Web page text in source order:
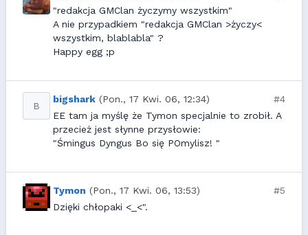
"redakcja GMClan życzymy wszystkim"
A nie przypadkiem "redakcja GMClan >życzy<
wszystkim, blablabla" ?
Happy egg ;p
B
bigshark (Pon., 17 Kwi. 06, 12:34)
#4
EE tam ja myślę że Tymon specjalnie to zrobił. A
przecież jest słynne przysłowie:
"Śmingus Dyngus Bo się POmylisz! "
Tymon (Pon., 17 Kwi. 06, 13:53)
#5
Dzięki chłopaki <_<".